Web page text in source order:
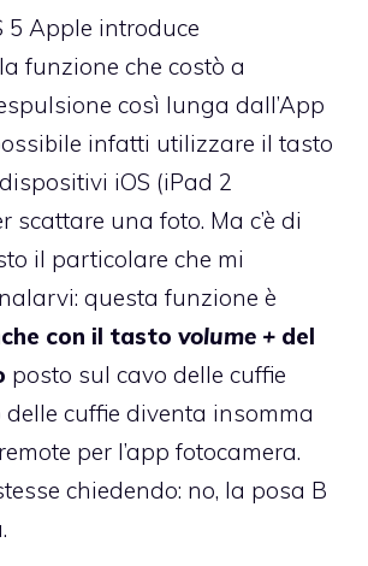
5 Apple introduce
funzione che costò a
così lunga dall’App
infatti utilizzare il tasto
iOS (iPad 2
scattare una foto. Ma c’è di
il particolare che mi
questa funzione è
con il tasto volume + del
posto sul cavo delle cuffie
delle cuffie diventa insomma
per l’app fotocamera.
chiedendo: no, la posa B